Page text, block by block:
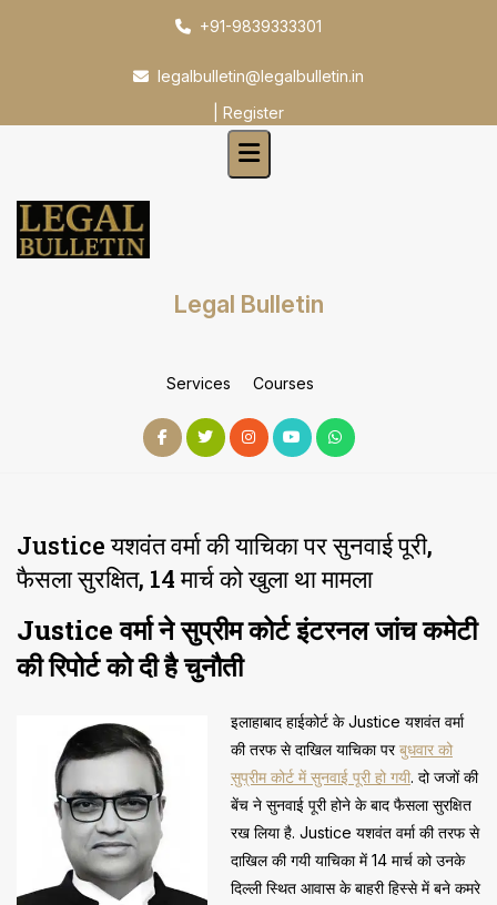
+91-9839333301
legalbulletin@legalbulletin.in
Register
Legal Bulletin
Services Courses
Justice यशवंत वर्मा की याचिका पर सुनवाई पूरी,
फैसला सुरक्षित, 14 मार्च को खुला था मामला
Justice वर्मा ने सुप्रीम कोर्ट इंटरनल जांच कमेटी
की रिपोर्ट को दी है चुनौती
इलाहाबाद हाईकोर्ट के Justice यशवंत वर्मा
की तरफ से दाखिल याचिका परबुधवार को
सुप्रीम कोर्ट में सुनवाई पूरी हो गयी. दो जजों की
बेंच ने सुनवाई पूरी होने के बाद फैसला सुरक्षित
रख लिया है. Justice यशवंत वर्मा की तरफ से
दाखिल की गयी याचिका में 14 मार्च को उनके
दिल्ली स्थित आवास के बाहरी हिस्से में बने कमरे